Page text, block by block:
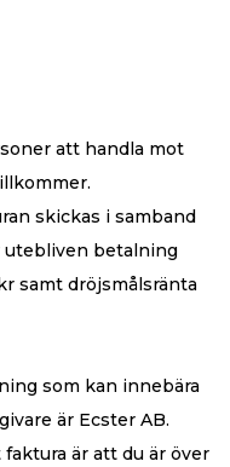
att handla mot
skickas i samband
utebliven betalning
samt dröjsmålsränta
som kan innebära
är Ecster AB.
är att du är över